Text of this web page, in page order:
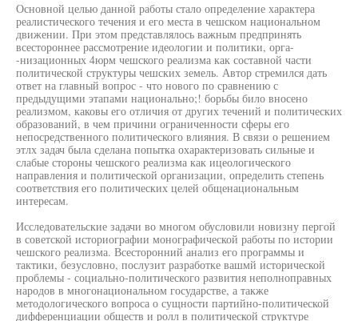
Основной целью данной работы стало определение характера
реалистического течения и его места в чешском национальном
движении. При этом представлялось важным предпринять
всестороннее рассмотрение идеологии и политики, орга-
-низационных 4юрм чешского реализма как составной части
политической структуры чешских земель. Автор стремился дать
ответ на главный вопрос - что нового по сравнению с
предыдущими этапами национально;! борьбы било вносено
реализмом, каковы его отличия от других течений и политических
образований, в чем причини ограниченности сферы его
непосредственного политического влияния. В связи о решением
этлх задач была сделана попытка охарактеризовать сильные и
слабые стороны чешского реализма как ицеологического
направления и политической организации, определить степень
соответствия его политических целей общенациональным
интересам.
Исследовательские задачи во многом обусловили новизну пергой
в советской историографии монографической работы по истории
чешского реализма. Всесторонний анализ его программы и
тактики, безусловно, послузит разработке вашмй исторической
проблемы - социально-политического развития неполноправных
народов в многонациональном государстве, а также
методологического вопроса о сущности партийно-политической
дифференциации обществ и ролл в политической структуре